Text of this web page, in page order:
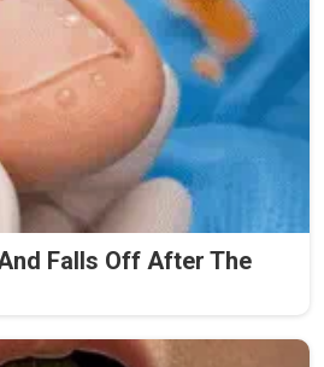
Falls Off After The